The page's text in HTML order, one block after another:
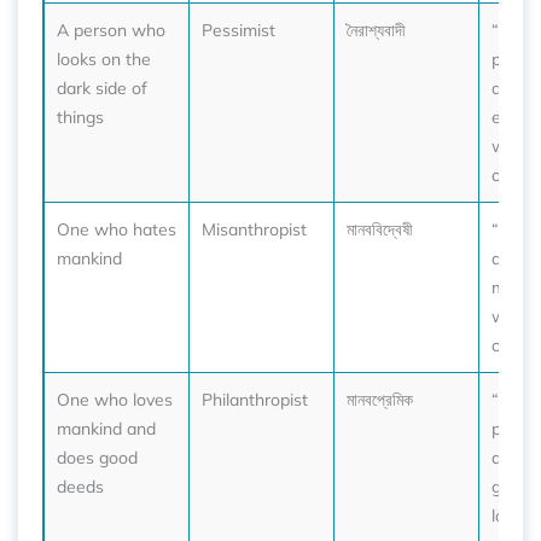
A person who
looks on the
dark side of
things
Pessimist নৈরাশ্যবাদী
worst
One who hates
mankind
Misanthropist মানববিদ্বেষী
“He
with
or
One who loves
mankind and
does good
deeds
Philanthropist মানবপ্রেমিক
“The
local